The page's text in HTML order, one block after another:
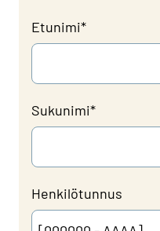
Etunimi*
Sukunimi*
Henkilötunnus